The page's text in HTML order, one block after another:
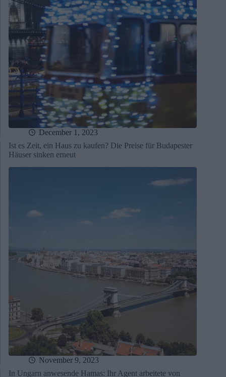
December 1, 2023
Ist es Zeit, ein Haus zu kaufen? Die Preise für Budapester
Häuser sinken erneut
November 9, 2023
In Ungarn anwesende Hamas: Ihr Agent arbeitete von